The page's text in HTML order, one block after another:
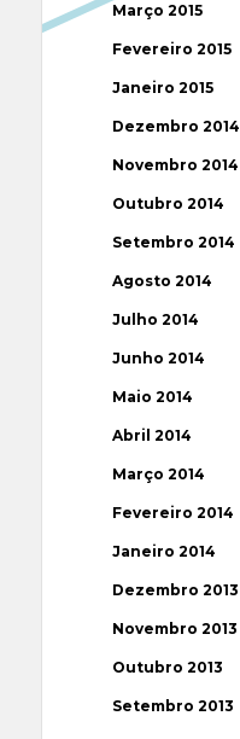
Março 2015
Fevereiro 2015
Janeiro 2015
Dezembro 2014
Novembro 2014
Outubro 2014
Setembro 2014
Agosto 2014
Julho 2014
Junho 2014
Maio 2014
Abril 2014
Março 2014
Fevereiro 2014
Janeiro 2014
Dezembro 2013
Novembro 2013
Outubro 2013
Setembro 2013